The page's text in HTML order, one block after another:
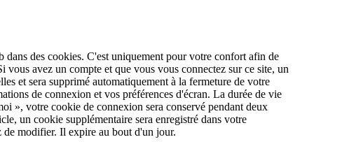
dans des cookies. C'est uniquement pour votre confort afin de
avez un compte et que vous vous connectez sur ce site, un
et sera supprimé automatiquement à la fermeture de votre
de connexion et vos préférences d'écran. La durée de vie
», votre cookie de connexion sera conservé pendant deux
un cookie supplémentaire sera enregistré dans votre
modifier. Il expire au bout d'un jour.